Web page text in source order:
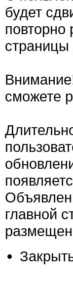
будет
повторно
страницы
сможете
главной